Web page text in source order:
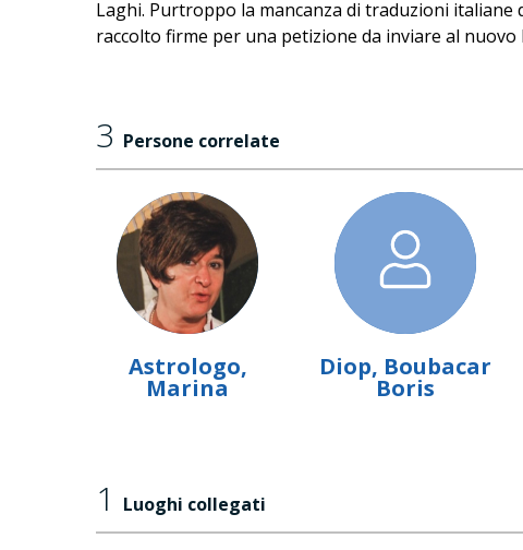
Laghi. Purtroppo la mancanza di traduzioni
raccolto firme per una petizione da inviare al nuovo
3 Persone correlate
Astrologo,
Marina
Diop, Boubacar
Boris
1 Luoghi collegati